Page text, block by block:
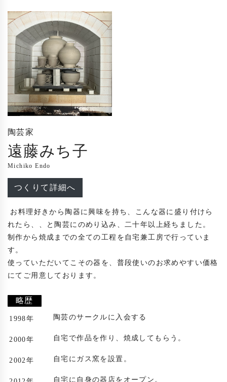
陶芸家
遠藤みち子
Michiko Endo
つくりて詳細へ
れたら、、と陶芸にのめり込み、二十年以上経ちました。
制作から焼成までの全ての工程を自宅兼工房で行っていま
す。
使っていただいてこその器を、普段使いのお求めやすい価格
にてご用意しております。
略歴
1998年 陶芸のサークルに入会する
2000年 自宅で作品を作り、焼成してもらう。
2002年 自宅にガス窯を設置。
自宅に自身の器店をオープン。